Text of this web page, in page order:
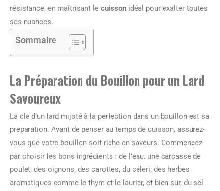
résistance, en maîtrisant le cuisson idéal pour exalter toutes
ses nuances.
Sommaire
La Préparation du Bouillon pour un Lard
Savoureux
La clé d’un lard mijoté à la perfection dans un bouillon est sa
préparation. Avant de penser au temps de cuisson, assurez-
vous que votre bouillon soit riche en saveurs. Commencez
par choisir les bons ingrédients : de l’eau, une carcasse de
poulet, des oignons, des carottes, du céleri, des herbes
aromatiques comme le thym et le laurier, et bien sûr, du sel